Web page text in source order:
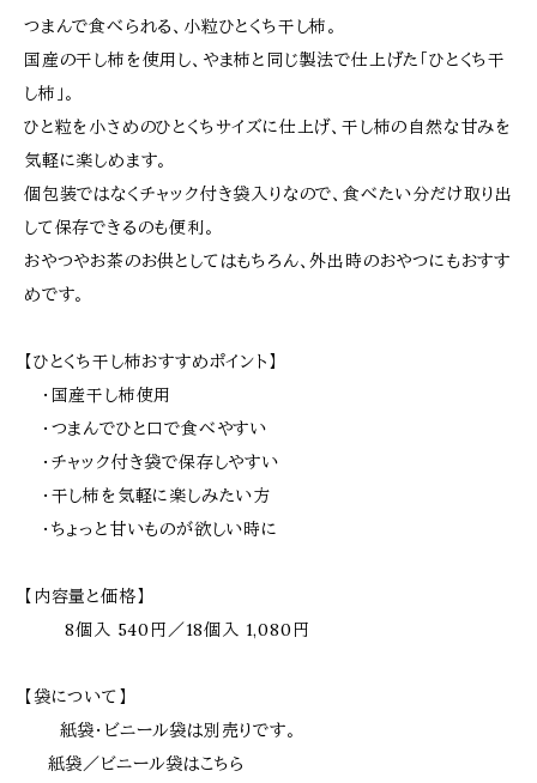
つまんで食べられる、小粒ひとくち干し柿。
国産の干し柿を使用し、やま柿と同じ製法で仕上げた「ひとくち干
し柿」。
ひと粒を小さめのひとくちサイズに仕上げ、干し柿の自然な甘みを
気軽に楽しめます。
個包装ではなくチャック付き袋入りなので、食べたい分だけ取り出
して保存できるのも便利。
おやつやお茶のお供としてはもちろん、外出時のおやつにもおすす
めです。
【ひとくち干し柿おすすめポイント】
・国産干し柿使用
・つまんでひと口で食べやすい
・チャック付き袋で保存しやすい
・干し柿を気軽に楽しみたい方
・ちょっと甘いものが欲しい時に
【内容量と価格】
8個入 540円／18個入 1,080円
【袋について】
紙袋・ビニール袋は別売りです。
紙袋／ビニール袋はこちら